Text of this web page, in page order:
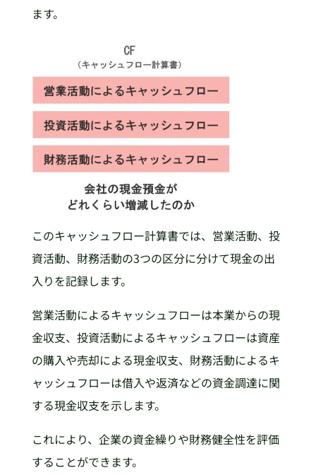
ます。
このキャッシュフロー計算書では、営業活動、投
資活動、財務活動の3つの区分に分けて現金の出
入りを記録します。
営業活動によるキャッシュフローは本業からの現
金収支、投資活動によるキャッシュフローは資産
の購入や売却による現金収支、財務活動によるキ
ャッシュフローは借入や返済などの資金調達に関
する現金収支を示します。
これにより、企業の資金繰りや財務健全性を評価
することができます。